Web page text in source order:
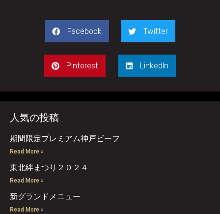
Facebook Twitter
Pinterest LinkedIn
人気の投稿
期間限定プレミアム神戸ビーフ
Read More »
東北絆まつり２０２４
Read More »
新グランドメニュー
Read More »